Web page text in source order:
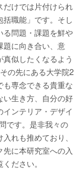
だけでは片付けられ
職能」です。そし
る問題・課題を鮮や
題に向き合い、意
似したくなるよう
の先にある大学院2
専念できる貴重な
い生き方、自分の好
ンテリア・デザイ
です。是非我々の
れも推めており、
に本研究室への入
ださい。